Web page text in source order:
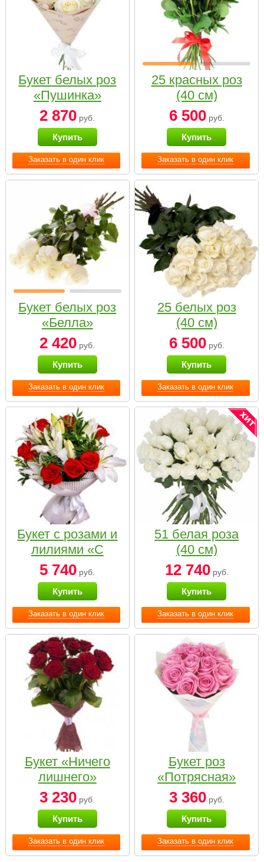
Заказать в один клик
Букет белых роз
«Пушинка»
2 870 руб.
Купить
Заказать в один клик
25 красных роз
(40 см)
6 500руб.
Купить
Заказать в один клик
Букет белых роз
«Белла»
2 420 руб.
Купить
Заказать в один клик
25 белых роз
(40 см)
6 500руб.
Купить
Заказать в один клик
Букет с розами и
лилиями «С
наилучшими
пожеланиями»
5 740 руб.
Купить
Заказать в один клик
51 белая роза
(40 см)
12 740руб.
Купить
Заказать в один клик
Букет «Ничего
лишнего»
3 230 руб.
Купить
Заказать в один клик
Букет роз
«Потрясная»
3 360руб.
Купить